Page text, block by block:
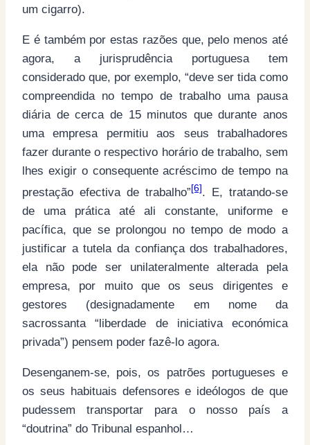
um cigarro).
E é também por estas razões que, pelo menos até
agora, a jurisprudência portuguesa tem
considerado que, por exemplo, “deve ser tida como
compreendida no tempo de trabalho uma pausa
diária de cerca de 15 minutos que durante anos
uma empresa permitiu aos seus trabalhadores
fazer durante o respectivo horário de trabalho, sem
lhes exigir o consequente acréscimo de tempo na
prestação efectiva de trabalho”[6]. E, tratando-se
de uma prática até ali constante, uniforme e
pacífica, que se prolongou no tempo de modo a
justificar a tutela da confiança dos trabalhadores,
ela não pode ser unilateralmente alterada pela
empresa, por muito que os seus dirigentes e
gestores (designadamente em nome da
sacrossanta “liberdade de iniciativa económica
privada”) pensem poder fazê-lo agora.
Desenganem-se, pois, os patrões portugueses e
os seus habituais defensores e ideólogos de que
pudessem transportar para o nosso país a
“doutrina” do Tribunal espanhol…